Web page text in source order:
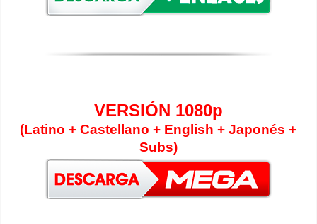
VERSIÓN 1080p
(Latino + Castellano + English + Japonés +
Subs)